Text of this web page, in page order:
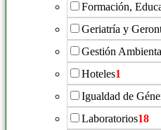
Formación,
Geriatría y
Gestión
Hoteles1
Igualdad de
Laboratorios18